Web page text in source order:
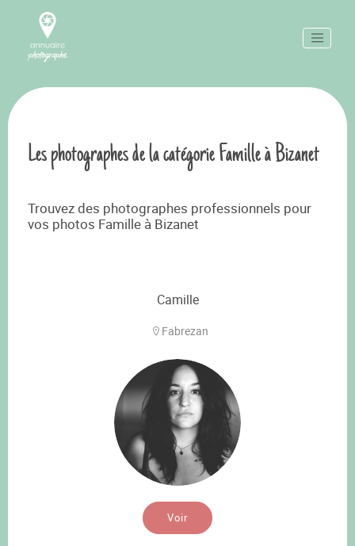
Les photographes de la catégorie Famille à Bizanet
Trouvez des photographes professionnels pour
vos photos Famille à Bizanet
Camille
Fabrezan
Voir